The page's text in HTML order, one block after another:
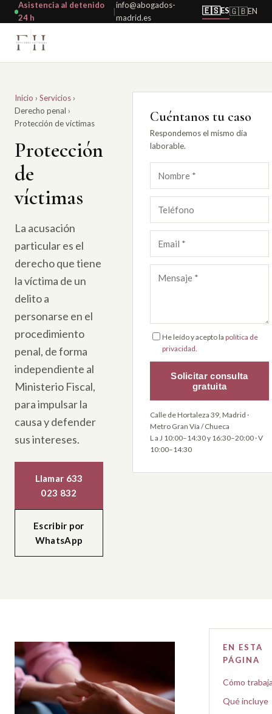
Asistencia al detenido
24 h
|
info@abogados-
madrid.es
🇪🇸ES🇬🇧EN
Inicio › Servicios ›
Derecho penal ›
Protección de víctimas
Protección
de
víctimas
La acusación
particular es el
derecho que tiene
la víctima de un
delito a
personarse en el
procedimiento
penal, de forma
independiente al
Ministerio Fiscal,
para impulsar la
causa y defender
sus intereses.
Llamar 633
023 832
Escribir por
WhatsApp
Cuéntanos tu caso
Respondemos el mismo día
laborable.
He leído y acepto la política de
privacidad.
Solicitar consulta
gratuita
Calle de Hortaleza 39, Madrid ·
Metro Gran Vía / Chueca
L a J 10:00–14:30 y 16:30–20:00 · V
10:00–14:30
EN ESTA
PÁGINA
Cómo
Qué incluye